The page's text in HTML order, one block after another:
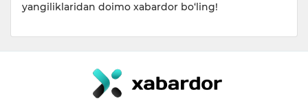
yangiliklaridan doimo xabardor bo‘ling!